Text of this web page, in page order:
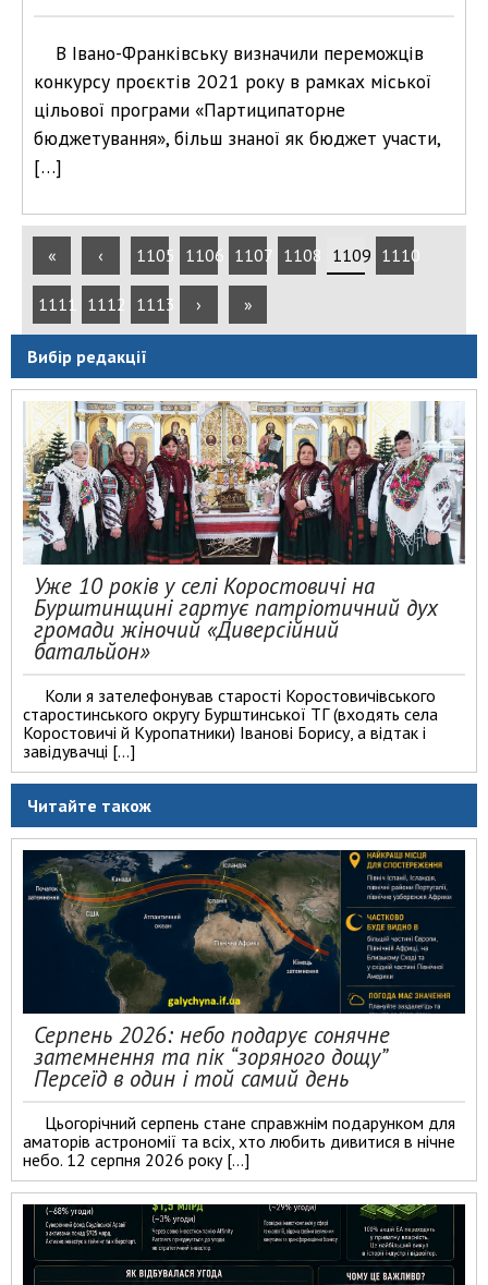
В Івано-Франківську визначили переможців
конкурсу проєктів 2021 року в рамках міської
цільової програми «Партиципаторне
бюджетування», більш знаної як бюджет участи,
[…]
« ‹ 1105 1106 1107 1108 1109 1110
1111 1112 1113 › »
Вибір редакції
Уже 10 років у селі Коростовичі на
Бурштинщині гартує патріотичний дух
громади жіночий «Диверсійний
батальйон»
Коли я зателефонував старості Коростовичівського
старостинського округу Бурштинської ТГ (входять села
Коростовичі й Куропатники) Іванові Борису, а відтак і
завідувачці […]
Читайте також
Серпень 2026: небо подарує сонячне
затемнення та пік “зоряного дощу”
Персеїд в один і той самий день
Цьогорічний серпень стане справжнім подарунком для
аматорів астрономії та всіх, хто любить дивитися в нічне
небо. 12 серпня 2026 року […]